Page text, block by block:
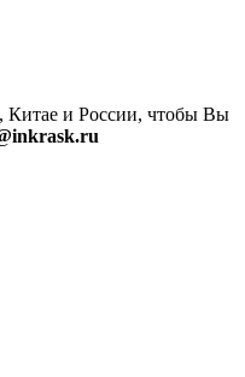
Китае и России, чтобы Вы